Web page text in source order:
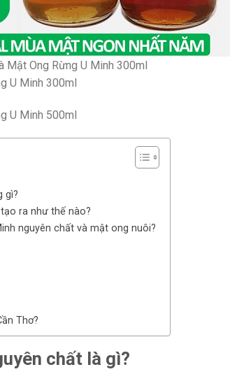
Mật Ong Rừng U Minh 300ml
U Minh 300ml
U Minh 500ml
gì?
ra như thế nào?
nguyên chất và mật ong nuôi?
Thơ?
chất là gì?